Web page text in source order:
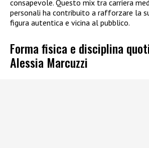
consapevole. Questo mix tra carriera
personali ha contribuito a rafforzare la
figura autentica e vicina al pubblico.
Forma fisica e disciplina
Alessia Marcuzzi